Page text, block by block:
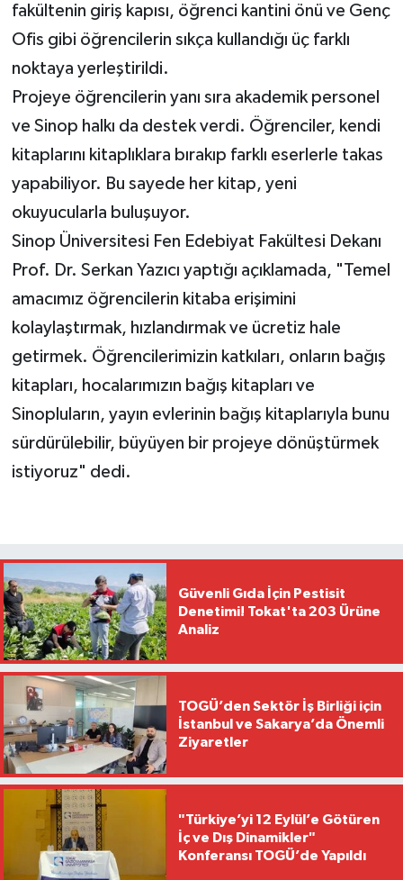
fakültenin giriş kapısı, öğrenci kantini önü ve Genç
Ofis gibi öğrencilerin sıkça kullandığı üç farklı
noktaya yerleştirildi.
Projeye öğrencilerin yanı sıra akademik personel
ve Sinop halkı da destek verdi. Öğrenciler, kendi
kitaplarını kitaplıklara bırakıp farklı eserlerle takas
yapabiliyor. Bu sayede her kitap, yeni
okuyucularla buluşuyor.
Sinop Üniversitesi Fen Edebiyat Fakültesi Dekanı
Prof. Dr. Serkan Yazıcı yaptığı açıklamada, "Temel
amacımız öğrencilerin kitaba erişimini
kolaylaştırmak, hızlandırmak ve ücretiz hale
getirmek. Öğrencilerimizin katkıları, onların bağış
kitapları, hocalarımızın bağış kitapları ve
Sinopluların, yayın evlerinin bağış kitaplarıyla bunu
sürdürülebilir, büyüyen bir projeye dönüştürmek
istiyoruz" dedi.
Güvenli Gıda İçin Pestisit
Denetimi! Tokat'ta 203 Ürüne
Analiz
TOGÜ’den Sektör İş Birliği için
İstanbul ve Sakarya’da Önemli
Ziyaretler
"Türkiye’yi 12 Eylül’e Götüren
İç ve Dış Dinamikler"
Konferansı TOGÜ’de Yapıldı